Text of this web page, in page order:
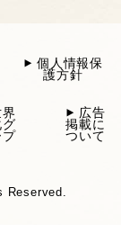
個人情報保
護方針
グ
プ
広告
掲載に
ついて
Reserved.